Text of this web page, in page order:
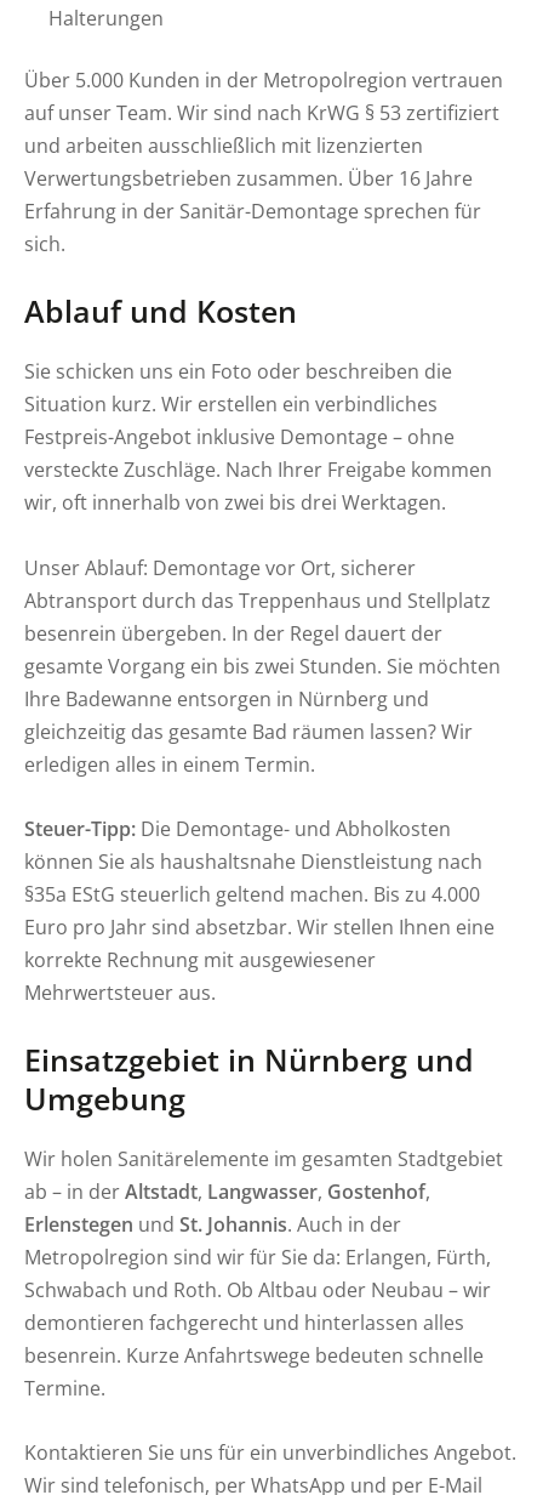
Halterungen
Über 5.000 Kunden in der Metropolregion vertrauen
auf unser Team. Wir sind nach KrWG § 53 zertifiziert
und arbeiten ausschließlich mit lizenzierten
Verwertungsbetrieben zusammen. Über 16 Jahre
Erfahrung in der Sanitär-Demontage sprechen für
sich.
Ablauf und Kosten
Sie schicken uns ein Foto oder beschreiben die
Situation kurz. Wir erstellen ein verbindliches
Festpreis-Angebot inklusive Demontage – ohne
versteckte Zuschläge. Nach Ihrer Freigabe kommen
wir, oft innerhalb von zwei bis drei Werktagen.
Unser Ablauf: Demontage vor Ort, sicherer
Abtransport durch das Treppenhaus und Stellplatz
besenrein übergeben. In der Regel dauert der
gesamte Vorgang ein bis zwei Stunden. Sie möchten
Ihre Badewanne entsorgen in Nürnberg und
gleichzeitig das gesamte Bad räumen lassen? Wir
erledigen alles in einem Termin.
Steuer-Tipp: Die Demontage- und Abholkosten
können Sie als haushaltsnahe Dienstleistung nach
§35a EStG steuerlich geltend machen. Bis zu 4.000
Euro pro Jahr sind absetzbar. Wir stellen Ihnen eine
korrekte Rechnung mit ausgewiesener
Mehrwertsteuer aus.
Einsatzgebiet in Nürnberg und
Umgebung
Wir holen Sanitärelemente im gesamten Stadtgebiet
ab – in derAltstadt, Langwasser, Gostenhof,
Erlenstegen und St. Johannis. Auch in der
Metropolregion sind wir für Sie da: Erlangen, Fürth,
Schwabach und Roth. Ob Altbau oder Neubau – wir
demontieren fachgerecht und hinterlassen alles
besenrein. Kurze Anfahrtswege bedeuten schnelle
Termine.
Kontaktieren Sie uns für ein unverbindliches Angebot.
Wir sind telefonisch, per WhatsApp und per E-Mail